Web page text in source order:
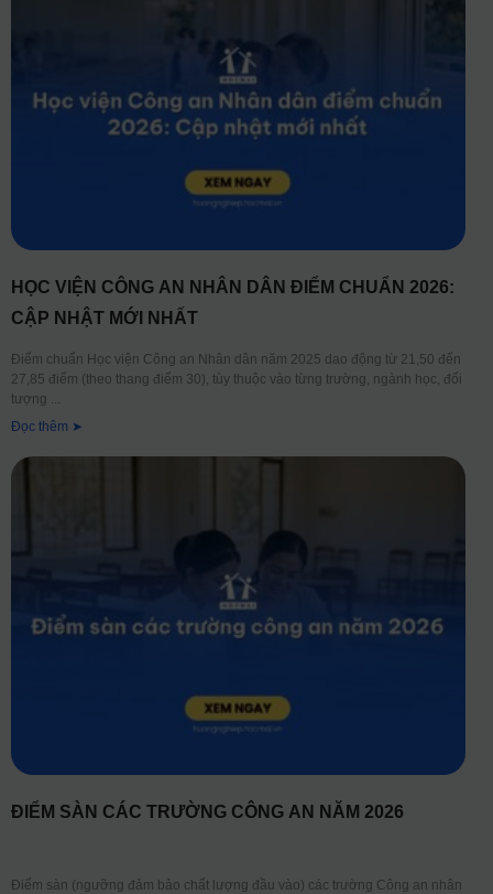
HỌC VIỆN CÔNG AN NHÂN DÂN ĐIỂM CHUẨN 2026:
CẬP NHẬT MỚI NHẤT
Điểm chuẩn Học viện Công an Nhân dân năm 2025 dao động từ 21,50 đến
27,85 điểm (theo thang điểm 30), tùy thuộc vào từng trường, ngành học, đối
tượng
Đọc thêm ➤
ĐIỂM SÀN CÁC TRƯỜNG CÔNG AN NĂM 2026
Điểm sàn (ngưỡng đảm bảo chất lượng đầu vào) các trường Công an nhân